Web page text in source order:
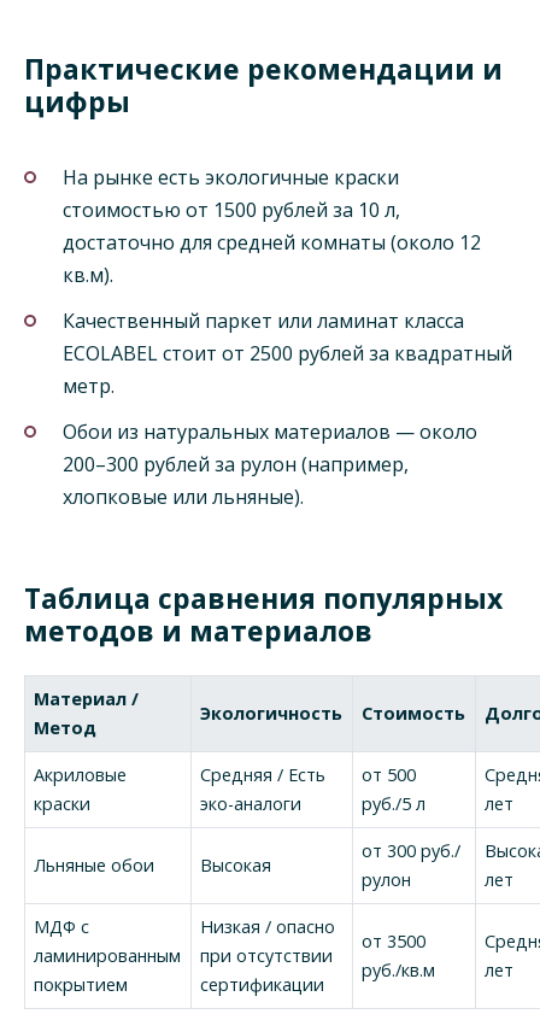
Практические рекомендации и
цифры
На рынке есть экологичные краски
стоимостью от 1500 рублей за 10 л,
достаточно для средней комнаты (около 12
кв.м).
Качественный паркет или ламинат класса
ECOLABEL стоит от 2500 рублей за квадратный
метр.
Обои из натуральных материалов — около
200–300 рублей за рулон (например,
хлопковые или льняные).
Таблица сравнения популярных
методов и материалов
Материал /
Метод
Экологичность Стоимость
Акриловые
краски
Средняя / Есть
эко-аналоги
от 500
руб./5 л
лет
Льняные обои Высокая
от 300 руб./
рулон
лет
МДФ с
ламинированным
покрытием
Низкая / опасно
при отсутствии
сертификации
от 3500
руб./кв.м
лет